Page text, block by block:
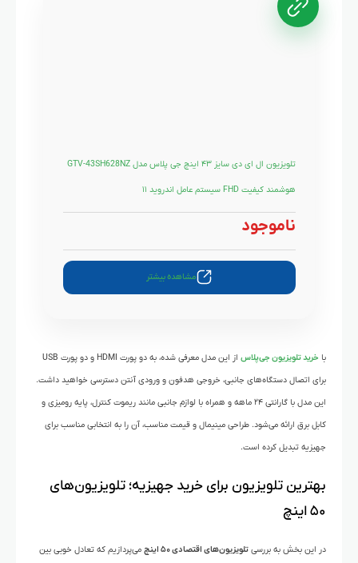
تلویزیون ال ای دی سایز ۴۳ اینچ جی پلاس مدل GTV-43SH628NZ
هوشمند کیفیت FHD سیستم عامل اندروید ۱۱
ناموجود
مشاهده بیشتر
با خرید تلویزیون جی‌پلاس از این مدل معرفی شده، به دو پورت HDMI و دو پورت USB
برای اتصال دستگاه‌های جانبی، خروجی هدفون و ورودی آنتن دسترسی خواهید داشت.
این مدل با گارانتی ۲۴ ماهه و همراه با لوازم جانبی مانند ریموت کنترل، پایه رومیزی و
کابل برق ارائه می‌شود. طراحی مینیمال و قیمت مناسب، آن را به انتخابی مناسب برای
جهیزیه تبدیل کرده است.
بهترین تلویزیون‌ برای خرید جهیزیه؛ تلویزیون‌های
۵۰ اینچ
در این بخش به بررسی تلویزیون‌های اقتصادی ۵۰ اینچ می‌پردازیم که تعادل خوبی بین